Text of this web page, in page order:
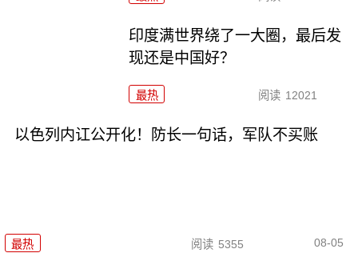
印度满世界绕了一大圈，最后发
现还是中国好？
最热 阅读 12021
以色列内讧公开化！防长一句话，军队不买账
最热 阅读 5355 08-05